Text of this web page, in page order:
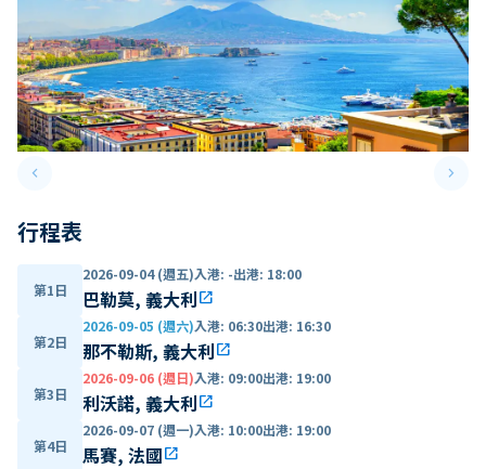
keyboard_arrow_leftPrevious slide keyboard_arrow_right
行程表
第1日
2026-09-04 (週五)入港: -出港: 18:00
巴勒莫, 義大利open_in_new
第2日
2026-09-05 (週六)入港: 06:30出港: 16:30
那不勒斯, 義大利open_in_new
第3日
2026-09-06 (週日)入港: 09:00出港: 19:00
利沃諾, 義大利open_in_new
第4日
2026-09-07 (週一)入港: 10:00出港: 19:00
馬賽, 法國open_in_new